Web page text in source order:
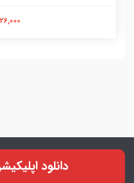
26,000 تومان
دانلود